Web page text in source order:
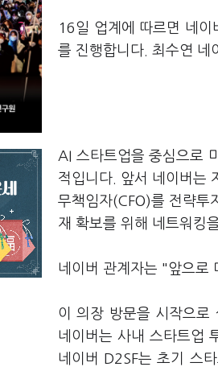
16일 업계에 따르면 네
를 진행합니다. 최수연 네
AI 스타트업을 중심으로
적입니다. 앞서 네이버는
무책임자(CFO)를 전략투
재 확보를 위해 네트워킹
네이버 관계자는 "앞으로
이 의장 방문을 시작으로
네이버는 사내 스타트업
네이버 D2SF는 초기 스